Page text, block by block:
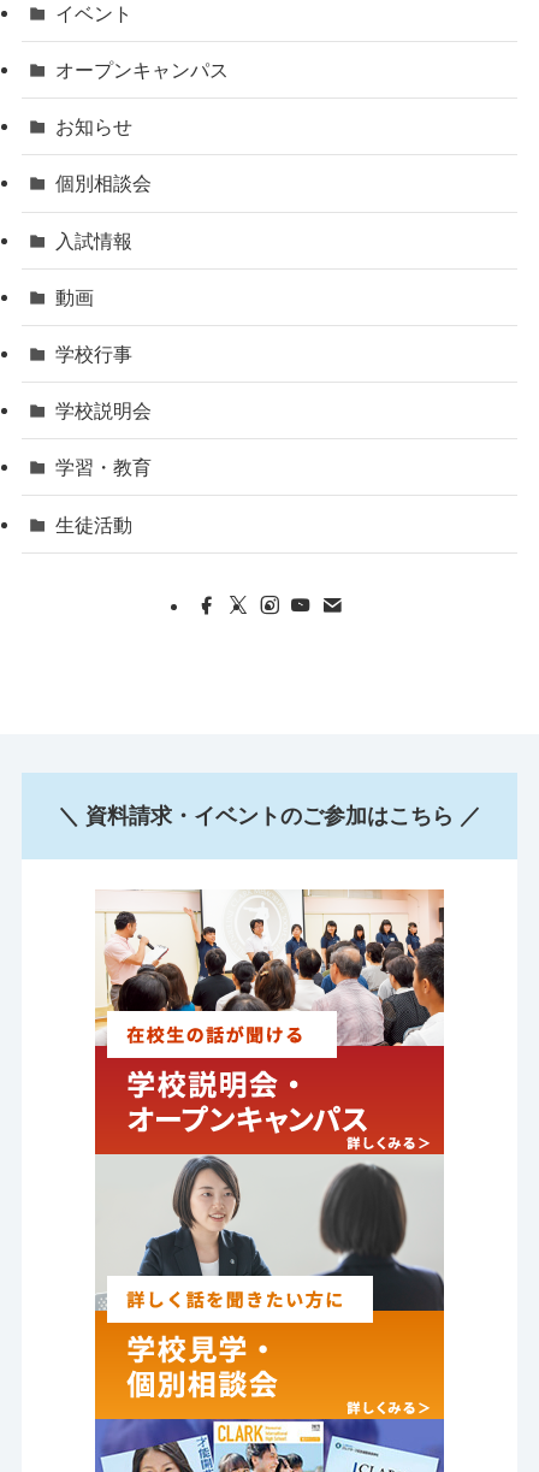
イベント
オープンキャンパス
お知らせ
個別相談会
入試情報
動画
学校行事
学校説明会
学習・教育
生徒活動
＼ 資料請求・イベントのご参加はこちら ／